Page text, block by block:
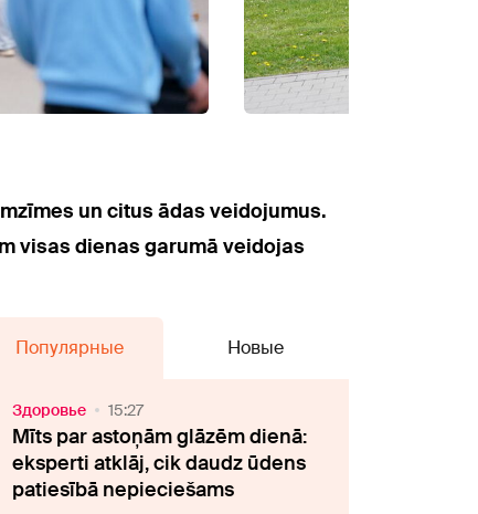
un citus ādas veidojumus.
visas dienas garumā veidojas
Популярные Новые
Здоровье 15:27
Mīts par astoņām glāzēm dienā:
eksperti atklāj, cik daudz ūdens
patiesībā nepieciešams